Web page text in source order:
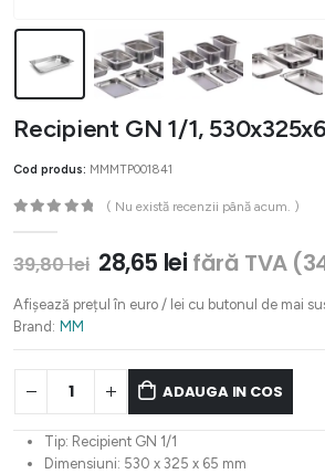
Recipient GN 1/1,
Cod produs: MMMTP001841
( Nu există recenzii până acum. )
39,80lei Prețul
inițial
a
39,80 lei.
28,65 leiPrețul
este:
fără TVA (
Afișează prețul în euro / lei cu butonul de mai
Brand: MM
ADAUGA IN COS
Tip: Recipient GN 1/1
Dimensiuni: 530 x 325 x 65 mm